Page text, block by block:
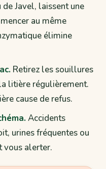
Javel, laissent une
au même
élimine
Retirez les souillures
litière régulièrement.
cause de refus.
Accidents
urines fréquentes ou
vous alerter.